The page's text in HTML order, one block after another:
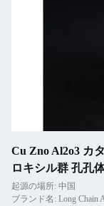
Cu Zno Al2o3 カ
ロキシル群 孔孔
起源の場所: 中国
ブランド名: Long Chain